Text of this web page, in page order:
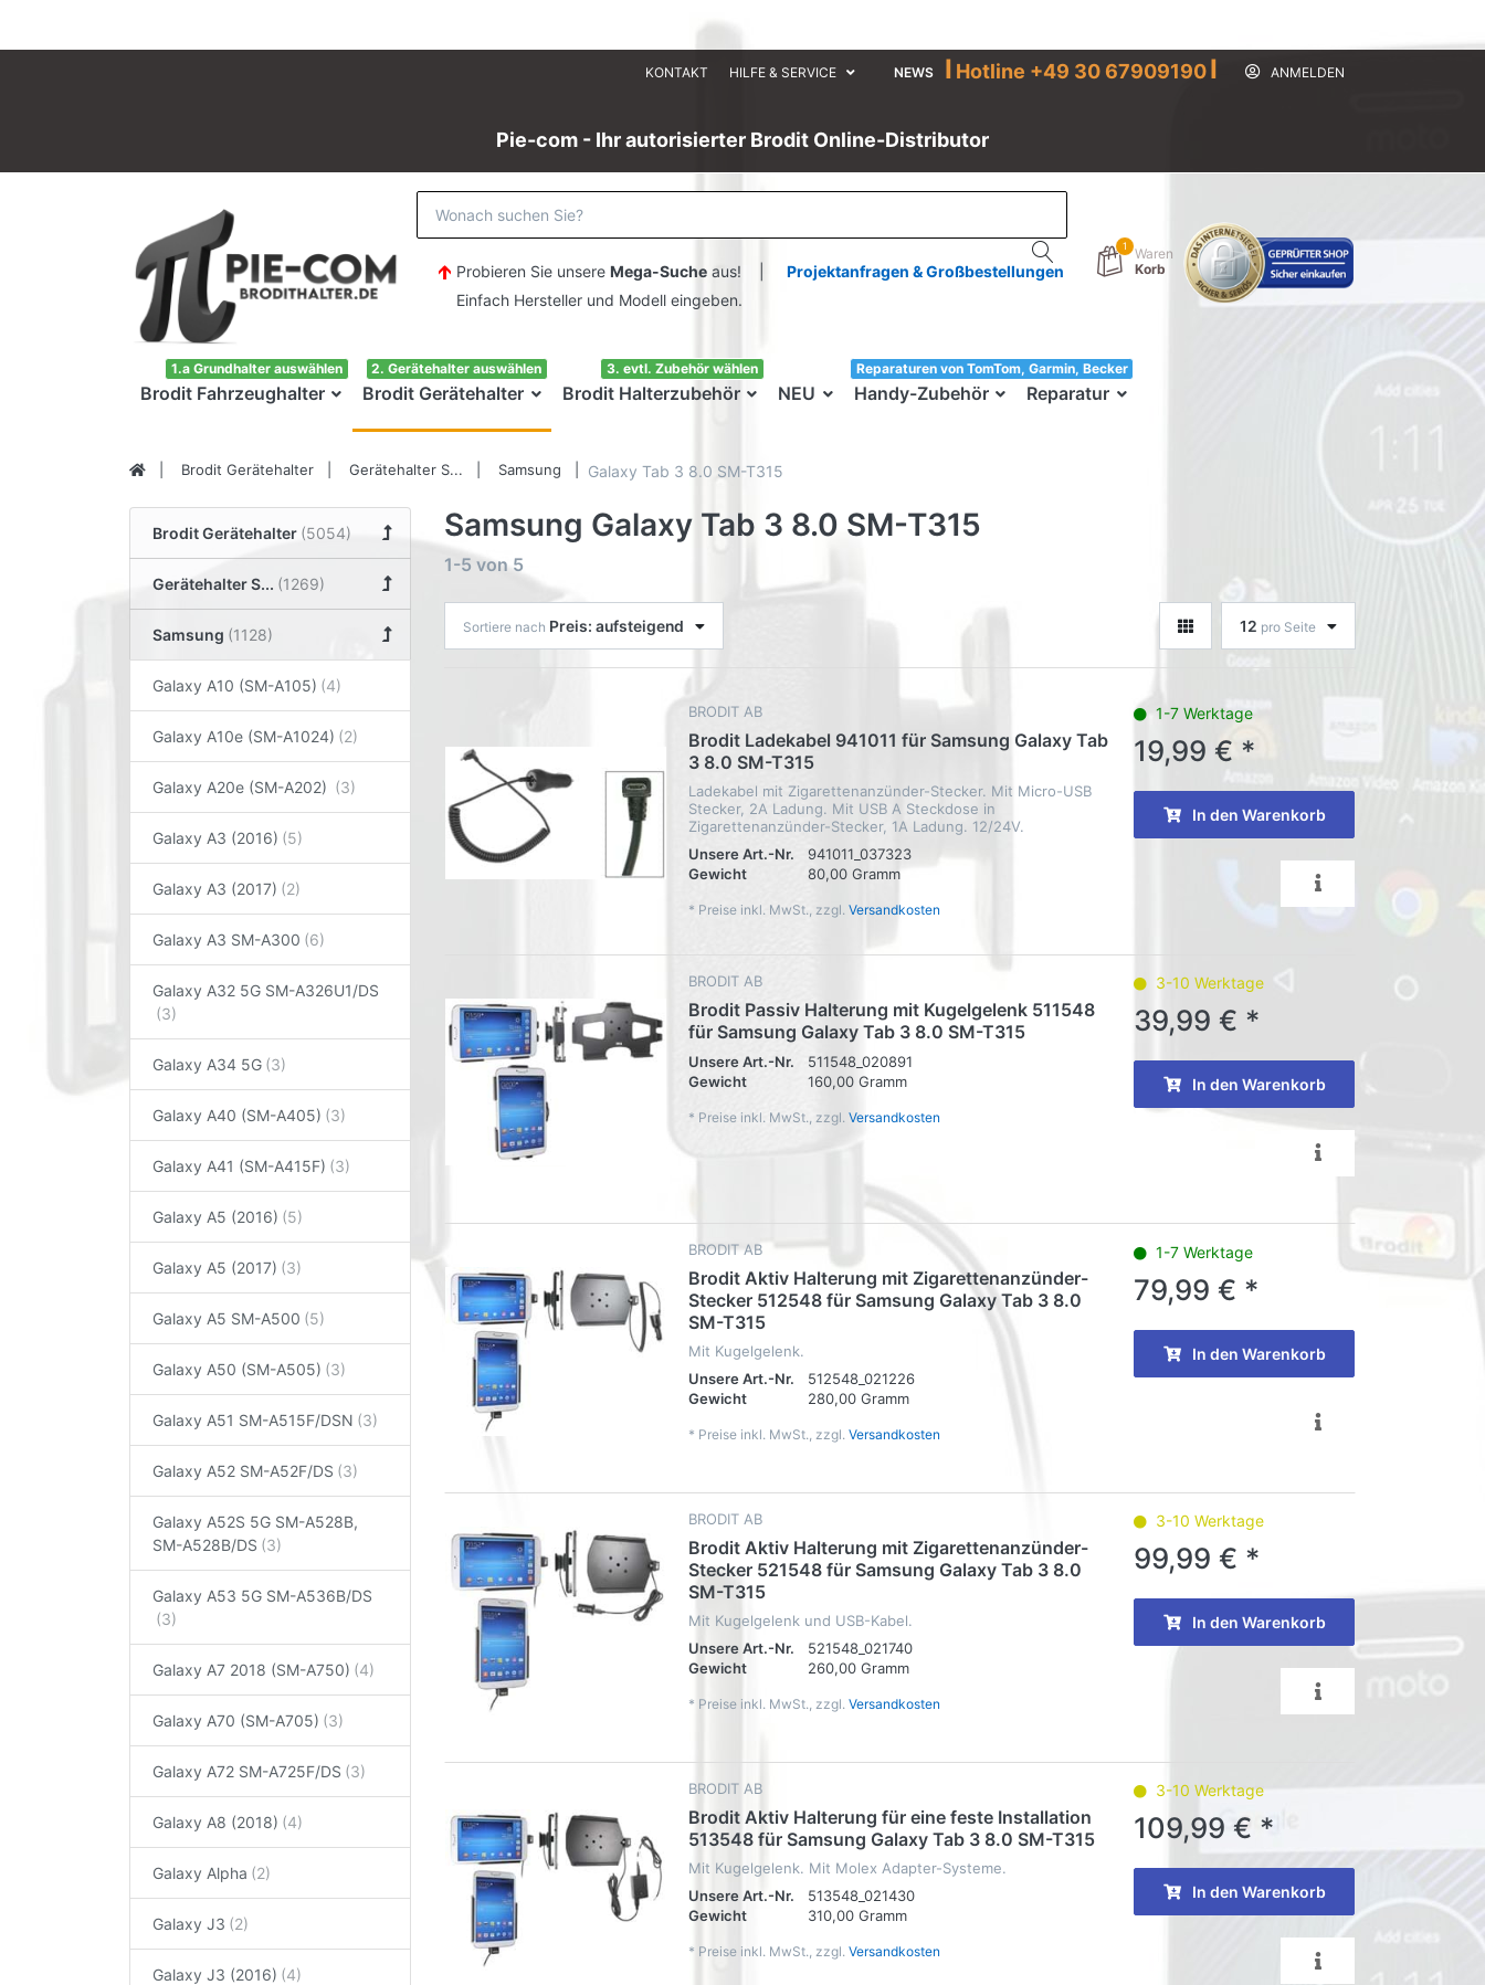
KONTAKT HILFE & SERVICE NEWS I Hotline +49 30 67909190I ANMELDEN
Pie-com - Ihr autorisierter Brodit Online-Distributor
Probieren Sie unsere Mega-Sucheaus! | Projektanfragen & Großbestellungen
Einfach Hersteller und Modell eingeben.
1
Waren
Korb
Brodit Fahrzeughalter
1.a Grundhalter auswählen
Brodit Gerätehalter
2. Gerätehalter auswählen
Brodit Halterzubehör
3. evtl. Zubehör wählen
NEU Handy-Zubehör
33!
Reparatur
Reparaturen von TomTom, Garmin, Becker
Brodit Gerätehalter Gerätehalter S... Samsung Galaxy Tab 3 8.0 SM-T315
Brodit Gerätehalter
Gerätehalter S...
Samsung
Galaxy A10 (SM-A105)
Galaxy A10e (SM-A1024)
Galaxy A20e (SM-A202)
Galaxy A3 (2016)
Galaxy A3 (2017)
Galaxy A3 SM-A300
Galaxy A32 5G SM-A326U1/DS
Galaxy A34 5G
Galaxy A40 (SM-A405)
Galaxy A41 (SM-A415F)
Galaxy A5 (2016)
Galaxy A5 (2017)
Galaxy A5 SM-A500
Galaxy A50 (SM-A505)
Galaxy A51 SM-A515F/DSN
Galaxy A52 SM-A52F/DS
Galaxy A52S 5G SM-A528B,
SM-A528B/DS
Galaxy A53 5G SM-A536B/DS
Galaxy A7 2018 (SM-A750)
Galaxy A70 (SM-A705)
Galaxy A72 SM-A725F/DS
Galaxy A8 (2018)
Galaxy Alpha
Galaxy J3
Galaxy J3 (2016)
Samsung Galaxy Tab 3 8.0 SM-T315
1-5 von 5
Sortiere nach Preis: aufsteigend 12 pro Seite
BRODIT AB
Brodit Ladekabel 941011 für Samsung Galaxy Tab
3 8.0 SM-T315
Ladekabel mit Zigarettenanzünder-Stecker. Mit Micro-USB
Stecker, 2A Ladung. Mit USB A Steckdose in
Zigarettenanzünder-Stecker, 1A Ladung. 12/24V.
Unsere Art.-Nr.
941011_037323
Gewicht
80,00 Gramm
* Preise inkl. MwSt., zzgl. Versandkosten
1-7 Werktage
19,99 € *
In den Warenkorb
BRODIT AB
Brodit Passiv Halterung mit Kugelgelenk 511548
für Samsung Galaxy Tab 3 8.0 SM-T315
Unsere Art.-Nr.
511548_020891
Gewicht
160,00 Gramm
* Preise inkl. MwSt., zzgl. Versandkosten
3-10 Werktage
39,99 € *
In den Warenkorb
BRODIT AB
Brodit Aktiv Halterung mit Zigarettenanzünder-
Stecker 512548 für Samsung Galaxy Tab 3 8.0
SM-T315
Mit Kugelgelenk.
Unsere Art.-Nr.
512548_021226
Gewicht
280,00 Gramm
* Preise inkl. MwSt., zzgl. Versandkosten
1-7 Werktage
79,99 € *
In den Warenkorb
BRODIT AB
Brodit Aktiv Halterung mit Zigarettenanzünder-
Stecker 521548 für Samsung Galaxy Tab 3 8.0
SM-T315
Mit Kugelgelenk und USB-Kabel.
Unsere Art.-Nr.
521548_021740
Gewicht
260,00 Gramm
* Preise inkl. MwSt., zzgl. Versandkosten
3-10 Werktage
99,99 € *
In den Warenkorb
BRODIT AB
Brodit Aktiv Halterung für eine feste Installation
513548 für Samsung Galaxy Tab 3 8.0 SM-T315
Mit Kugelgelenk. Mit Molex Adapter-Systeme.
Unsere Art.-Nr.
513548_021430
Gewicht
310,00 Gramm
* Preise inkl. MwSt., zzgl. Versandkosten
3-10 Werktage
109,99 € *
In den Warenkorb